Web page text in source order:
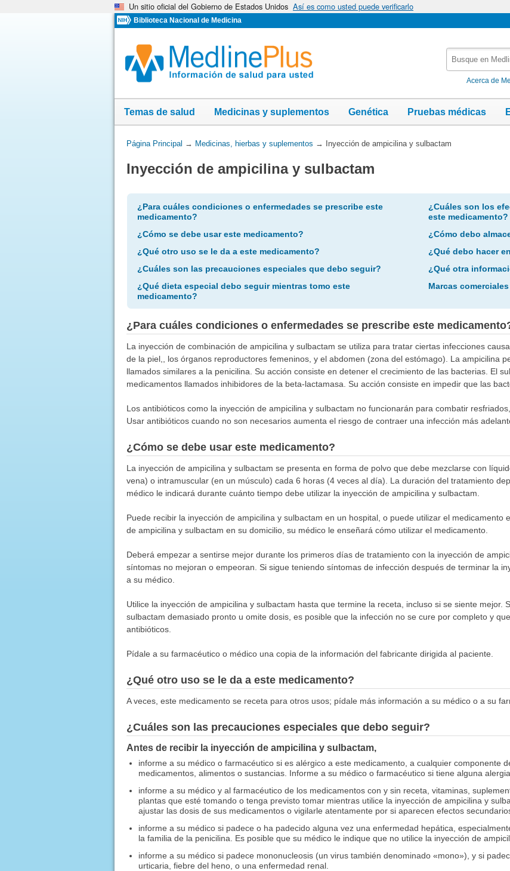
Un sitio oficial del Gobierno de Estados Unidos Así es como usted puede verificarlo
Biblioteca Nacional de Medicina
MedlinePlus
Acerca de
Temas de salud Medicinas y suplementos Genética Pruebas médicas
Usted
aquí:
Página Principal → Medicinas, hierbas y suplementos → Inyección de ampicilina y sulbactam
Inyección de ampicilina y sulbactam
¿Para cuáles condiciones o enfermedades se prescribe este
medicamento?
¿Cómo se debe usar este medicamento?
¿Qué otro uso se le da a este medicamento?
¿Cuáles son las precauciones especiales que debo seguir?
¿Qué dieta especial debo seguir mientras tomo este
medicamento?
¿Cuáles son los
este medicamento?
¿Cómo debo
¿Qué debo hacer
¿Qué otra
Marcas
¿Para cuáles condiciones o enfermedades se prescribe este
La inyección de combinación de ampicilina y sulbactam se utiliza para tratar ciertas infecciones
de la piel,, los órganos reproductores femeninos, y el abdomen (zona del estómago). La ampicilina
llamados similares a la penicilina. Su acción consiste en detener el crecimiento de las bacterias. El
medicamentos llamados inhibidores de la beta-lactamasa. Su acción consiste en impedir que las
Los antibióticos como la inyección de ampicilina y sulbactam no funcionarán para combatir
Usar antibióticos cuando no son necesarios aumenta el riesgo de contraer una infección más
¿Cómo se debe usar este medicamento?
La inyección de ampicilina y sulbactam se presenta en forma de polvo que debe mezclarse con
vena) o intramuscular (en un músculo) cada 6 horas (4 veces al día). La duración del tratamiento
médico le indicará durante cuánto tiempo debe utilizar la inyección de ampicilina y sulbactam.
Puede recibir la inyección de ampicilina y sulbactam en un hospital, o puede utilizar el medicamento
de ampicilina y sulbactam en su domicilio, su médico le enseñará cómo utilizar el medicamento.
Deberá empezar a sentirse mejor durante los primeros días de tratamiento con la inyección de
síntomas no mejoran o empeoran. Si sigue teniendo síntomas de infección después de terminar la
a su médico.
Utilice la inyección de ampicilina y sulbactam hasta que termine la receta, incluso si se siente mejor.
sulbactam demasiado pronto u omite dosis, es posible que la infección no se cure por completo y
antibióticos.
Pídale a su farmacéutico o médico una copia de la información del fabricante dirigida al paciente.
¿Qué otro uso se le da a este medicamento?
A veces, este medicamento se receta para otros usos; pídale más información a su médico o a su
¿Cuáles son las precauciones especiales que debo seguir?
Antes de recibir la inyección de ampicilina y sulbactam,
informe a su médico o farmacéutico si es alérgico a este medicamento, a cualquier componente
medicamentos, alimentos o sustancias. Informe a su médico o farmacéutico si tiene alguna
informe a su médico y al farmacéutico de los medicamentos con y sin receta, vitaminas,
plantas que esté tomando o tenga previsto tomar mientras utilice la inyección de ampicilina y
ajustar las dosis de sus medicamentos o vigilarle atentamente por si aparecen efectos
informe a su médico si padece o ha padecido alguna vez una enfermedad hepática,
la familia de la penicilina. Es posible que su médico le indique que no utilice la inyección de
informe a su médico si padece mononucleosis (un virus también denominado «mono»), y si
urticaria, fiebre del heno, o una enfermedad renal.